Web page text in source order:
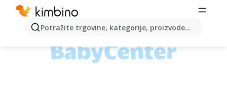
Potražite trgovine, kategorije, proizvode...